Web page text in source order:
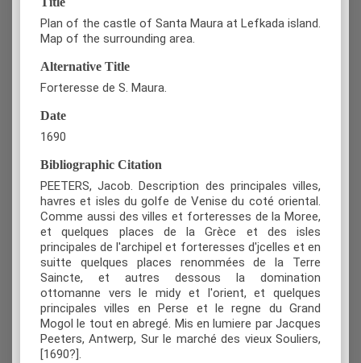
Plan of the castle of Santa Maura at Lefkada island.
Map of the surrounding area.
Alternative Title
Forteresse de S. Maura.
Date
1690
Bibliographic Citation
PEETERS, Jacob. Description des principales villes,
havres et isles du golfe de Venise du coté oriental.
Comme aussi des villes et forteresses de la Moree,
et quelques places de la Grèce et des isles
principales de l'archipel et forteresses d'jcelles et en
suitte quelques places renommées de la Terre
Saincte, et autres dessous la domination
ottomanne vers le midy et l'orient, et quelques
principales villes en Perse et le regne du Grand
Mogol le tout en abregé. Mis en lumiere par Jacques
Peeters, Antwerp, Sur le marché des vieux Souliers,
[1690?].